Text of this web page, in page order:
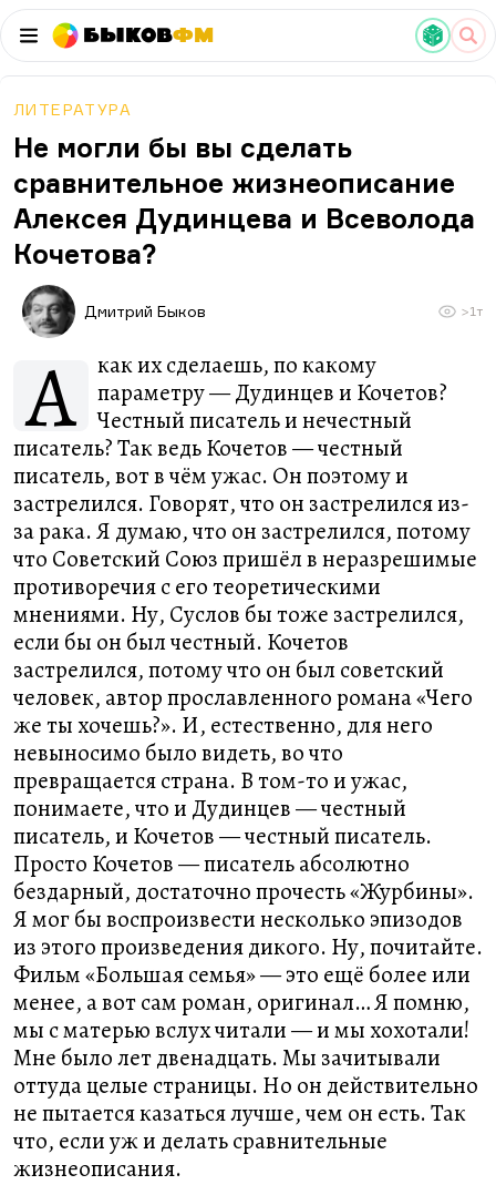
БыковФМ
ЛИТЕРАТУРА
Не могли бы вы сделать
сравнительное жизнеописание
Алексея Дудинцева и Всеволода
Кочетова?
Дмитрий Быков >1т
А
как их сделаешь, по какому
параметру — Дудинцев и Кочетов?
Честный писатель и нечестный
писатель? Так ведь Кочетов — честный
писатель, вот в чём ужас. Он поэтому и
застрелился. Говорят, что он застрелился из-
за рака. Я думаю, что он застрелился, потому
что Советский Союз пришёл в неразрешимые
противоречия с его теоретическими
мнениями. Ну, Суслов бы тоже застрелился,
если бы он был честный. Кочетов
застрелился, потому что он был советский
человек, автор прославленного романа «Чего
же ты хочешь?». И, естественно, для него
невыносимо было видеть, во что
превращается страна. В том-то и ужас,
понимаете, что и Дудинцев — честный
писатель, и Кочетов — честный писатель.
Просто Кочетов — писатель абсолютно
бездарный, достаточно прочесть «Журбины».
Я мог бы воспроизвести несколько эпизодов
из этого произведения дикого. Ну, почитайте.
Фильм «Большая семья» — это ещё более или
менее, а вот сам роман, оригинал… Я помню,
мы с матерью вслух читали — и мы хохотали!
Мне было лет двенадцать. Мы зачитывали
оттуда целые страницы. Но он действительно
не пытается казаться лучше, чем он есть. Так
что, если уж и делать сравнительные
жизнеописания.